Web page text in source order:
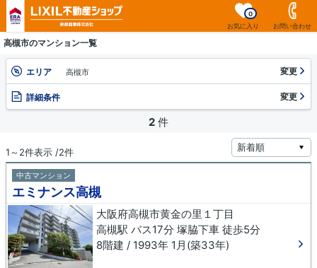
お気に入り
0
お問い合わせ
高槻市のマンション一覧
エリア 高槻市 変更
詳細条件 変更
2 件
1～2件表示 /2件
中古マンション
エミナンス高槻
大阪府高槻市黄金の里１丁目
高槻駅 バス17分 塚脇下車 徒歩5分
8階建 / 1993年 1月(築33年)